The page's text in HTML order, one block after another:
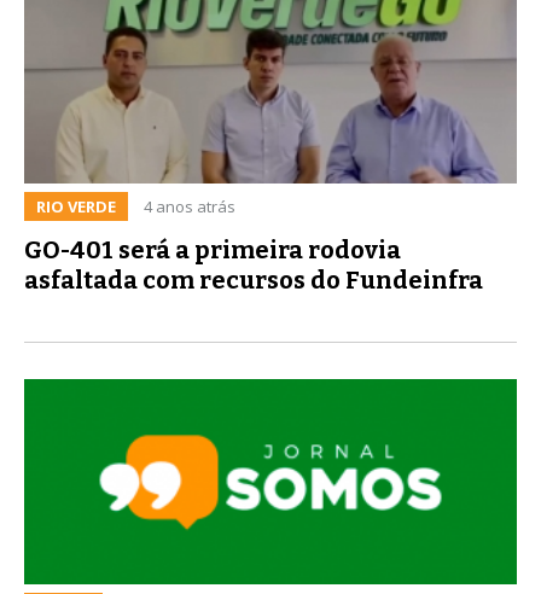
RIO VERDE 4 anos atrás
GO-401 será a primeira rodovia
asfaltada com recursos do Fundeinfra